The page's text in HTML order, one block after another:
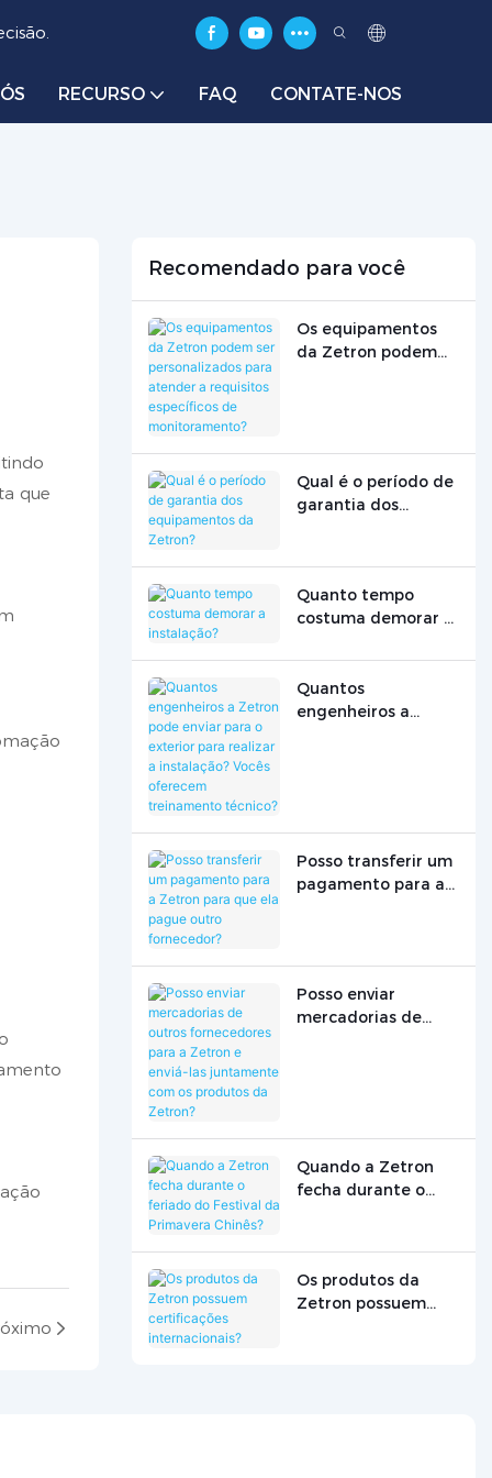
RECURSO FAQ CONTATE-NOS
que
Recomendado para você
Os equipamentos
da Zetron podem
Qual é o período de
garantia dos
Quanto tempo
costuma demorar a
Quantos
engenheiros a
treinamento
técnico?
Posso transferir um
pagamento para a
Posso enviar
mercadorias de
Zetron?
Quando a Zetron
fecha durante o
Chinês?
Os produtos da
Zetron possuem